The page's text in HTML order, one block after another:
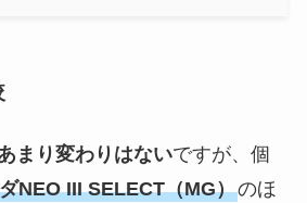
まり変わりはないですが、個
NEO III SELECT（MG）のほ